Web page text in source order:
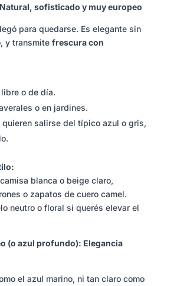
sofisticado y muy europeo
para quedarse. Es elegante sin
y transmite frescura con
o de día.
o en jardines.
quieren salirse del típico azul o gris,
blanca o beige claro,
o zapatos de cuero camel.
neutro o floral si querés elevar el
(o azul profundo): Elegancia
el azul marino, ni tan claro como